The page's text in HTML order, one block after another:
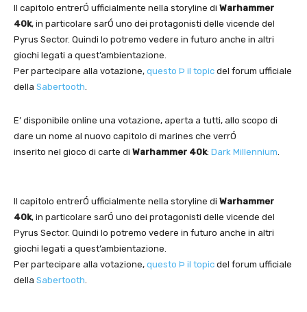
Il capitolo entrerÓ ufficialmente nella storyline di Warhammer
40k, in particolare sarÓ uno dei protagonisti delle vicende del
Pyrus Sector. Quindi lo potremo vedere in futuro anche in altri
giochi legati a quest’ambientazione.
Per partecipare alla votazione, questo Þ il topic del forum ufficiale
della Sabertooth.
E’ disponibile online una votazione, aperta a tutti, allo scopo di
dare un nome al nuovo capitolo di marines che verrÓ
inserito nel gioco di carte di Warhammer 40k: Dark Millennium.
Il capitolo entrerÓ ufficialmente nella storyline di Warhammer
40k, in particolare sarÓ uno dei protagonisti delle vicende del
Pyrus Sector. Quindi lo potremo vedere in futuro anche in altri
giochi legati a quest’ambientazione.
Per partecipare alla votazione, questo Þ il topic del forum ufficiale
della Sabertooth.